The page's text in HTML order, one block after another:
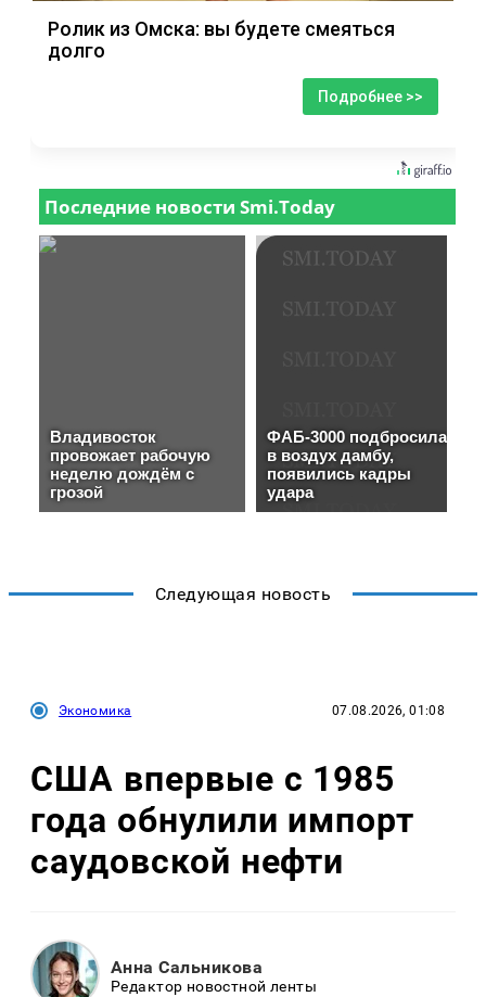
Ролик из Омска: вы будете смеяться
долго
Подробнее >>
Следующая новость
Экономика 07.08.2026, 01:08
США впервые с 1985
года обнулили импорт
саудовской нефти
Анна Сальникова
Редактор новостной ленты